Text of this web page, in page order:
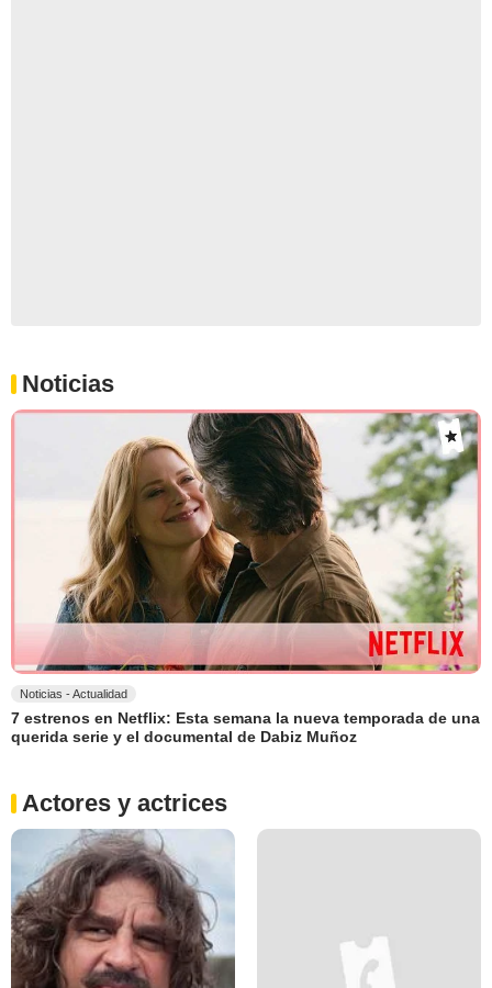
Noticias
Noticias - Actualidad
7 estrenos en Netflix: Esta semana la nueva temporada de una
querida serie y el documental de Dabiz Muñoz
Actores y actrices